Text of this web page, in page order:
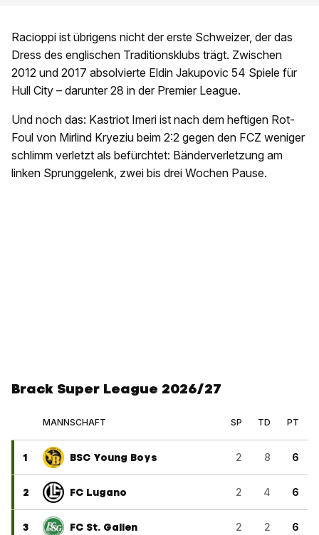
Racioppi ist übrigens nicht der erste Schweizer, der das
Dress des englischen Traditionsklubs trägt. Zwischen
2012 und 2017 absolvierte Eldin Jakupovic 54 Spiele für
Hull City – darunter 28 in der Premier League.
Und noch das: Kastriot Imeri ist nach dem heftigen Rot-
Foul von Mirlind Kryeziu beim 2:2 gegen den FCZ weniger
schlimm verletzt als befürchtet: Bänderverletzung am
linken Sprunggelenk, zwei bis drei Wochen Pause.
Brack Super League 2026/27
MANNSCHAFT SP TD PT
1 BSC Young Boys 2 8 6
2 FC Lugano 2 4 6
3 FC St. Gallen 2 2 6